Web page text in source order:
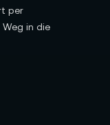
per
in die